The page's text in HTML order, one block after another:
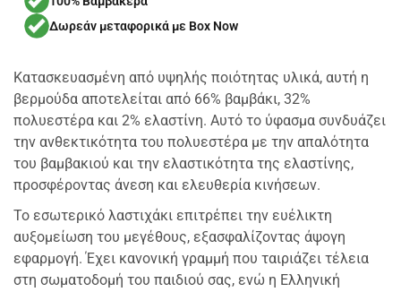
Δωρεάν μεταφορικά με Box Now
Κατασκευασμένη από υψηλής ποιότητας υλικά, αυτή η
βερμούδα αποτελείται από 66% βαμβάκι, 32%
πολυεστέρα και 2% ελαστίνη. Αυτό το ύφασμα συνδυάζει
την ανθεκτικότητα του πολυεστέρα με την απαλότητα
του βαμβακιού και την ελαστικότητα της ελαστίνης,
προσφέροντας άνεση και ελευθερία κινήσεων.
Το εσωτερικό λαστιχάκι επιτρέπει την ευέλικτη
αυξομείωση του μεγέθους, εξασφαλίζοντας άψογη
εφαρμογή. Έχει κανονική γραμμή που ταιριάζει τέλεια
στη σωματοδομή του παιδιού σας, ενώ η Ελληνική